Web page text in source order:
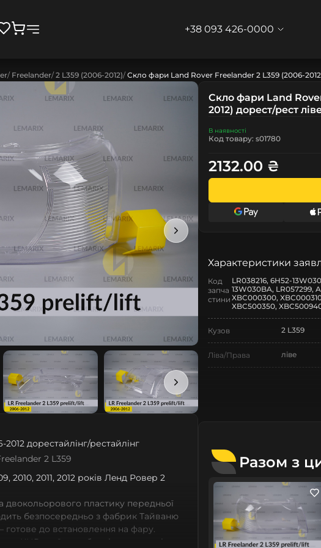
+38 093 426-0000
Freelander 2 L359 (2006-2012) Скло фари Land Rover Freelander 2 L359 (2006-
дорестайлінг/рестайлінг
2 L359
2010, 2011, 2012 років Лeнд Ровeр 2
двокольорового пластику передньої
безпосередньо з фабрик Тайваню
готове до встановлення на фару.
КНР свої виробничі потужності,
Скло фари Land
2012) дорест/рест
В наявності
Код товару: s01780
2132.00 ₴
Характеристики
Код
запча
стини
LR038216, 6H52-
13W030BA, LR057299,
XBC000300,
XBC500350,
Кузов 2 L359
Ліва/Права ліве
Позначка
Рік випуску 2006-2012
Рестайлінг/
Дорестайлінг
Разом з